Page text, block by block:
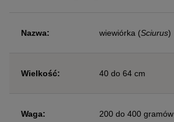
Nazwa: wiewiórka (Sciurus)
Wielkość: 40 do 64 cm
Waga: 200 do 400 gramów